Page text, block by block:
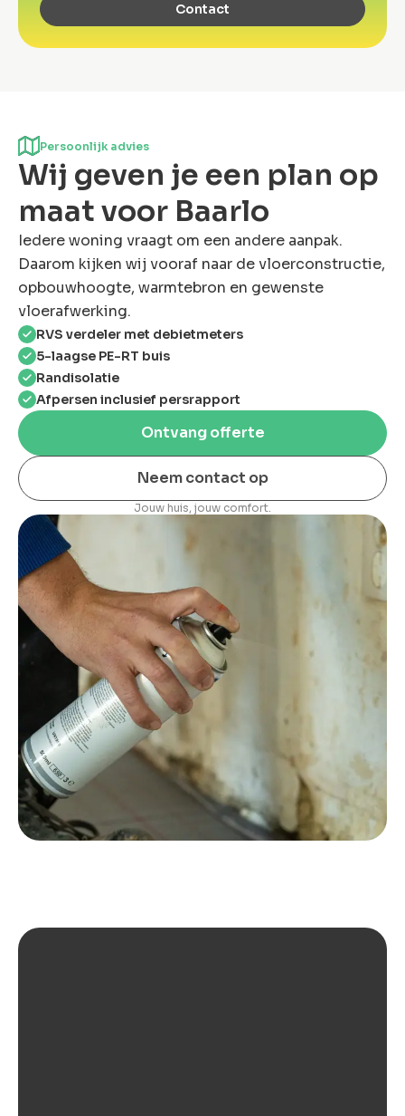
Contact
Persoonlijk advies
Wij geven je een plan op
maat voor Baarlo
Iedere woning vraagt om een andere aanpak.
Daarom kijken wij vooraf naar de vloerconstructie,
opbouwhoogte, warmtebron en gewenste
vloerafwerking.
RVS verdeler met debietmeters
5-laagse PE-RT buis
Randisolatie
Afpersen inclusief persrapport
Ontvang offerte
Neem contact op
Jouw huis, jouw comfort.